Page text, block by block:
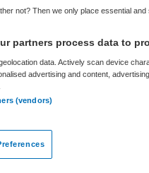
Skipr Redactie 19
opleiding tot
is van start
de komende jaren
not? Then we only place essential
partners process data to
data. Actively scan device
advertising and content,
(vendors)